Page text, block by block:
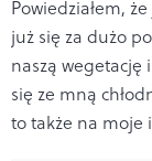
Powiedziałem,
już się za dużo
naszą wegetację
się ze mną
to także na moje